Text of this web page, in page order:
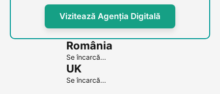
Vizitează Agenția Digitală
România
Se încarcă...
UK
Se încarcă...